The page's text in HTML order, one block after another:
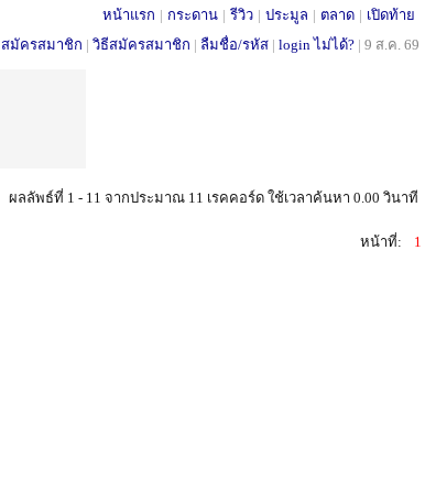
หน้าแรก | กระดาน | รีวิว | ประมูล | ตลาด | เปิดท้าย
สมัครสมาชิก | วิธีสมัครสมาชิก | ลืมชื่อ/รหัส | login ไม่ได้? | 9 ส.ค. 69
ผลลัพธ์ที่ 1 - 11 จากประมาณ 11 เรคคอร์ด ใช้เวลาค้นหา 0.00 วินาที
หน้าที่:
1